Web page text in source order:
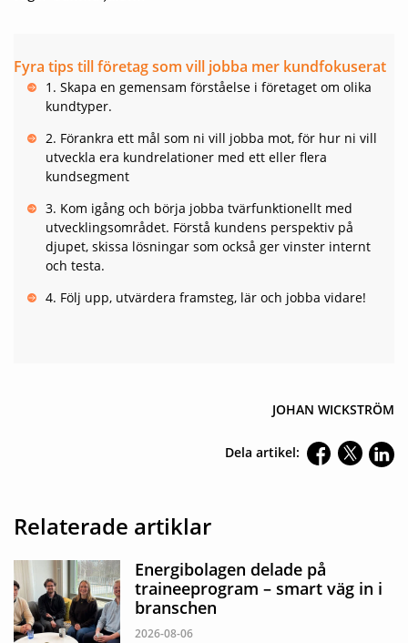
Fyra tips till företag som vill jobba mer kundfokuserat
1. Skapa en gemensam förståelse i företaget om olika
kundtyper.
2. Förankra ett mål som ni vill jobba mot, för hur ni vill
utveckla era kundrelationer med ett eller flera
kundsegment
3. Kom igång och börja jobba tvärfunktionellt med
utvecklingsområdet. Förstå kundens perspektiv på
djupet, skissa lösningar som också ger vinster internt
och testa.
4. Följ upp, utvärdera framsteg, lär och jobba vidare!
JOHAN WICKSTRÖM
Dela artikel:
Relaterade artiklar
Energibolagen delade på
traineeprogram – smart väg in i
branschen
2026-08-06